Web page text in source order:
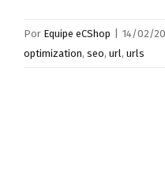
Por Equipe eCShop 14/02/
optimization, seo, url, urls